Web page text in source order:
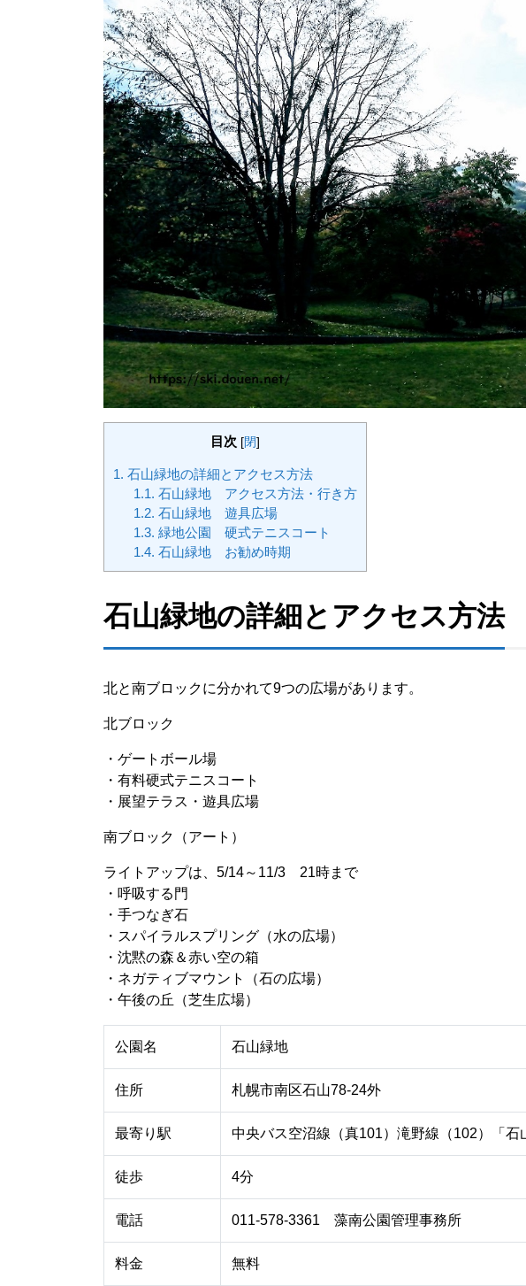
目次 [閉]
1. 石山緑地の詳細とアクセス方法
1.1. 石山緑地 アクセス方法・行き方
1.2. 石山緑地 遊具広場
1.3. 緑地公園 硬式テニスコート
1.4. 石山緑地 お勧め時期
石山緑地の詳細とアクセス方法
北と南ブロックに分かれて9つの広場があります。
北ブロック
・ゲートボール場
・有料硬式テニスコート
・展望テラス・遊具広場
南ブロック（アート）
ライトアップは、5/14～11/3 21時まで
・呼吸する門
・手つなぎ石
・スパイラルスプリング（水の広場）
・沈黙の森＆赤い空の箱
・ネガティブマウント（石の広場）
・午後の丘（芝生広場）
公園名 石山緑地
住所 札幌市南区石山78-24外
最寄り駅 中央バス空沼線（真101）滝野線（102）「石
徒歩 4分
電話 011-578-3361 藻南公園管理事務所
料金 無料